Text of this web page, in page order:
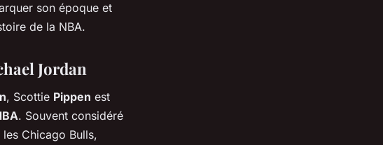
son époque et
de la NBA.
Jordan
, Scottie Pippen est
. Souvent considéré
Chicago Bulls,